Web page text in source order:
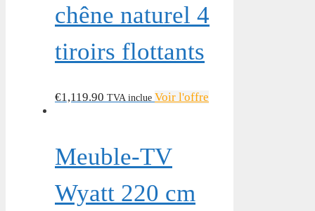
chêne naturel 4
tiroirs flottants
€1,119.90 TVA inclue Voir l'offre
Meuble-TV
Wyatt 220 cm